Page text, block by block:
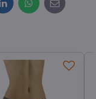
LinkedInWhatsApp
E-
mail